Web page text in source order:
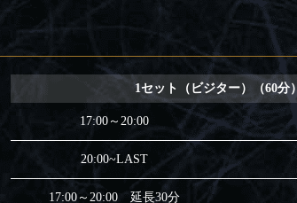
1セット（ビジター）（60分）
17:00～20:00
20:00~LAST
17:00～20:00 延長30分